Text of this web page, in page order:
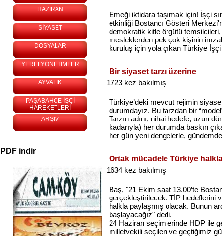
HAZİRAN
SİYASET
DOSYALAR
YERELYÖNETİMLER
AYVALIK
PAŞABAHÇE İŞÇİ
HAREKETLERİ
ARŞİV
PDF indir
Emeği iktidara taşımak için! İşçi
etkinliği Bostancı Gösteri
demokratik kitle örgütü
mesleklerden pek çok kişinin
kuruluş için yola çıkan Türkiye
Bir siyaset tarzı üzerine
1723 kez bakılmış
Türkiye’deki mevcut rejimin
durumdayız. Bu tarzdan bir
Tarzın adını, nihai hedefe, uzun
kadarıyla) her durumda baskın
her gün yeni dengelerle,
Ortak mücadele Türkiye
1634 kez bakılmış
Baş, "21 Ekim saat 13.00’te
gerçekleştirilecek. TİP hedeflerini
halkla paylaşmış olacak. Bunun
başlayacağız" dedi.
24 Haziran seçimlerinde HDP ile
milletvekili seçilen ve geçtiğimiz